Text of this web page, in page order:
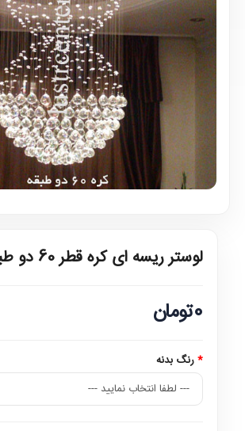
لوستر ریسه ای کره قطر 60 دو طبقه
0تومان
رنگ بدنه